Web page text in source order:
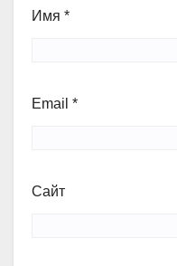
Имя *
Email *
Сайт